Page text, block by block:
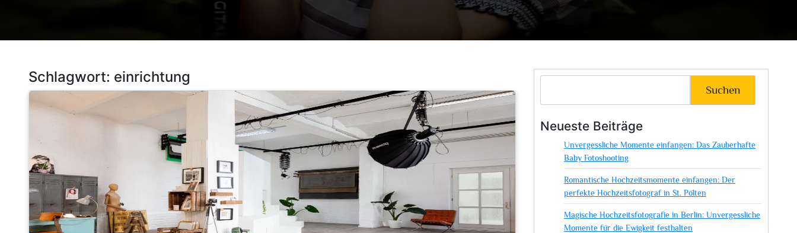
Schlagwort: einrichtung
Suchen
Neueste Beiträge
Unvergessliche Momente einfangen: Das Zauberhafte
Baby Fotoshooting
Romantische Hochzeitsmomente einfangen: Der
perfekte Hochzeitsfotograf in St. Pölten
Magische Hochzeitsfotografie in Berlin: Unvergessliche
Momente für die Ewigkeit festhalten